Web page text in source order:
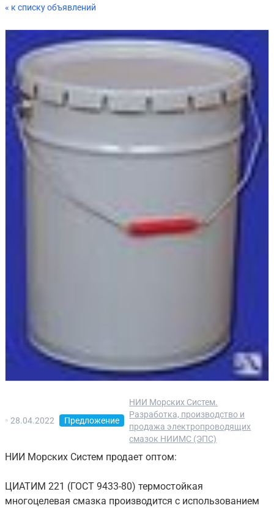
« к списку объявлений
28.04.2022 Предложение
НИИ Морских Систем.
Разработка, производство и
продажа электропроводящих
смазок НИИМС (ЭПС)
НИИ Морских Систем продает оптом:
ЦИАТИМ 221 (ГОСТ 9433-80) термостойкая
многоцелевая смазка производится с использованием